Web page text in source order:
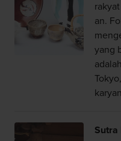
an.
yang
Sutra